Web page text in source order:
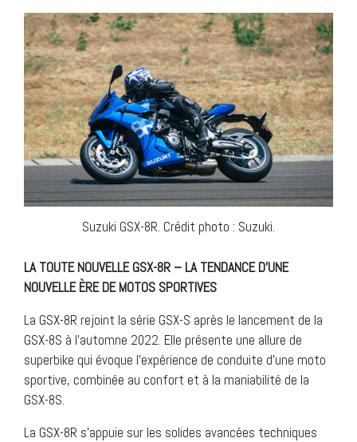
Suzuki GSX-8R. Crédit photo : Suzuki.
LA TOUTE NOUVELLE GSX-8R – LA TENDANCE D’UNE
NOUVELLE ÈRE DE MOTOS SPORTIVES
La GSX-8R rejoint la série GSX-S après le lancement de la
GSX-8S à l’automne 2022. Elle présente une allure de
superbike qui évoque l’expérience de conduite d’une moto
sportive, combinée au confort et à la maniabilité de la
GSX-8S.
La GSX-8R s’appuie sur les solides avancées techniques